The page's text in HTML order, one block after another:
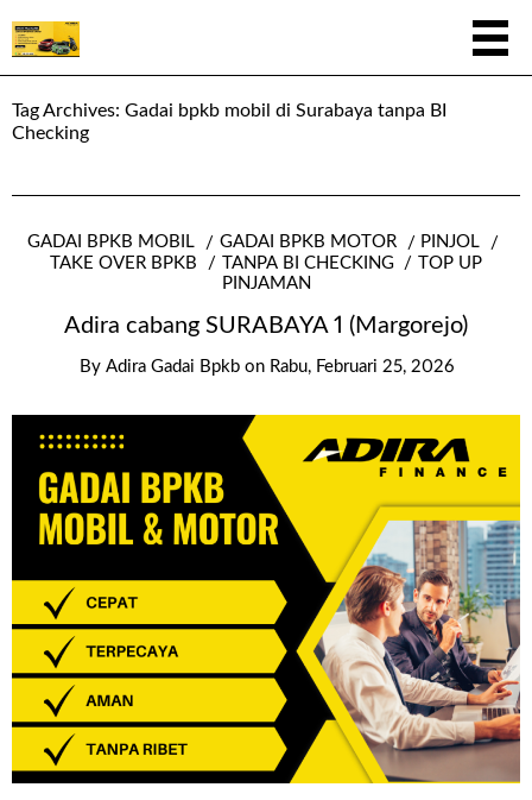
Tag Archives: Gadai bpkb mobil di Surabaya tanpa BI
Checking
GADAI BPKB MOBIL GADAI BPKB MOTOR
PINJOL
TAKE OVER BPKB
TANPA BI CHECKING
TOP UP
PINJAMAN
Adira cabang SURABAYA 1 (Margorejo)
By Adira Gadai Bpkb on Rabu, Februari 25, 2026